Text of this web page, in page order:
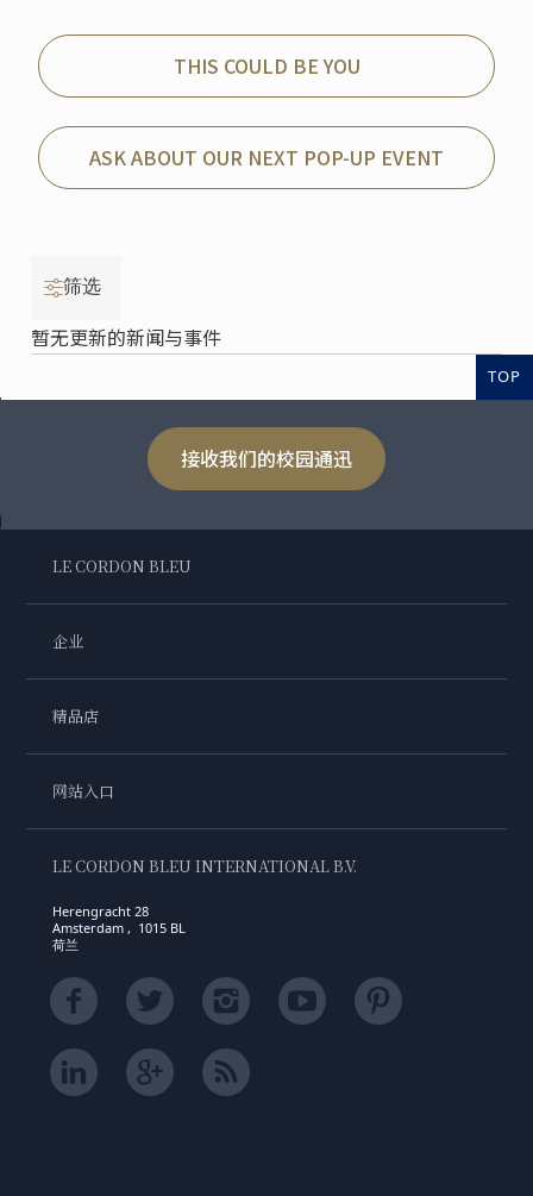
THIS COULD BE YOU
ASK ABOUT OUR NEXT POP-UP EVENT
筛选
暂无更新的新闻与事件
TOP
接收我们的校园通迅
LE CORDON BLEU
企业
精品店
网站入口
LE CORDON BLEU INTERNATIONAL B.V.
Herengracht 28
Amsterdam , 1015 BL
荷兰